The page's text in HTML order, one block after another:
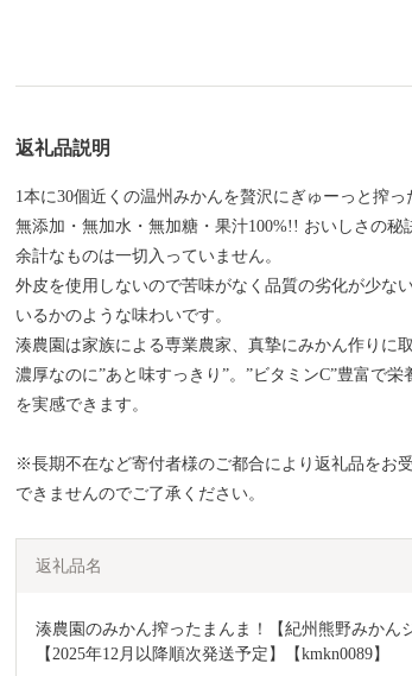
返礼品説明
1本に30個近くの温州みかんを贅沢にぎゅーっと搾っ
無添加・無加水・無加糖・果汁100%!! おいしさの秘
余計なものは一切入っていません。
外皮を使用しないので苦味がなく品質の劣化が少な
いるかのような味わいです。
湊農園は家族による専業農家、真摯にみかん作りに
濃厚なのに”あと味すっきり”。”ビタミンC”豊富で
を実感できます。
※長期不在など寄付者様のご都合により返礼品をお
できませんのでご了承ください。
返礼品名
湊農園のみかん搾ったまんま！【紀州熊野みかん
【2025年12月以降順次発送予定】【kmkn0089】